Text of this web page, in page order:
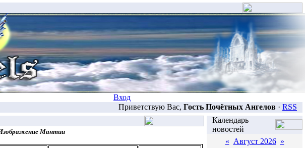
Вход
Приветствую Вас, Гость Почётных Ангелов · RSS
Мантии
Календарь
новостей
« Август 2026 »